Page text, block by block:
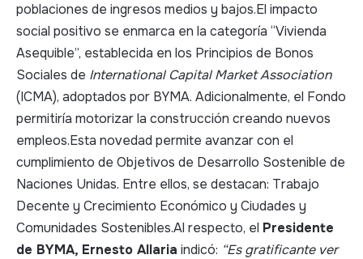
poblaciones de ingresos medios y bajos.El impacto
social positivo se enmarca en la categoría “Vivienda
Asequible”, establecida en los Principios de Bonos
Sociales de International Capital Market Association
(ICMA), adoptados por BYMA. Adicionalmente, el Fondo
permitiría motorizar la construcción creando nuevos
empleos.Esta novedad permite avanzar con el
cumplimiento de Objetivos de Desarrollo Sostenible de
Naciones Unidas. Entre ellos, se destacan: Trabajo
Decente y Crecimiento Económico y Ciudades y
Comunidades Sostenibles.Al respecto, el Presidente
de BYMA, Ernesto Allaria indicó: “Es gratificante ver